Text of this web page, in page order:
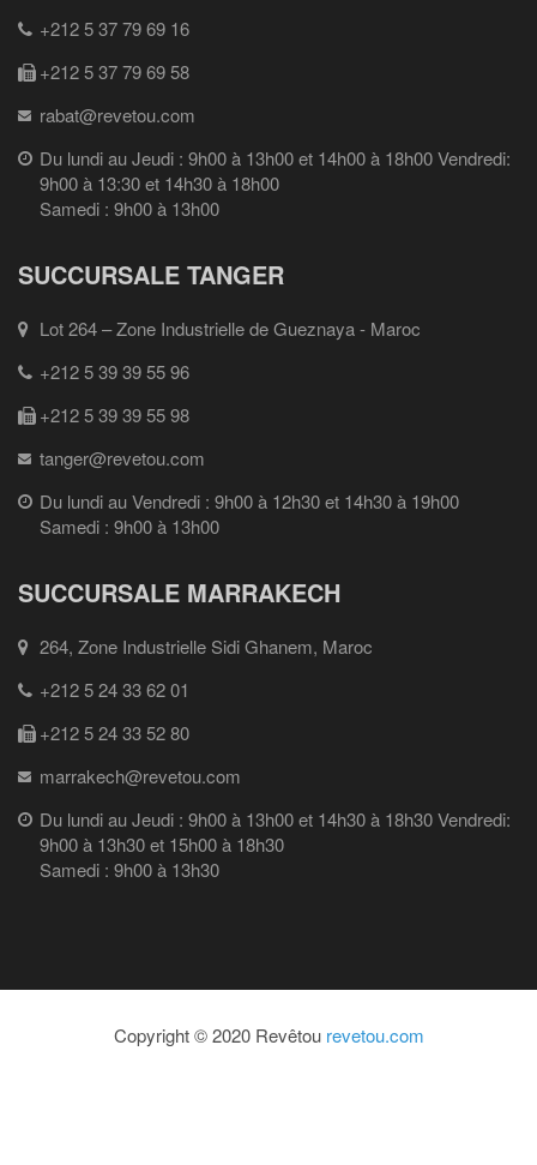
+212 5 37 79 69 16
+212 5 37 79 69 58
rabat@revetou.com
Du lundi au Jeudi : 9h00 à 13h00 et 14h00 à 18h00 Vendredi:
9h00 à 13:30 et 14h30 à 18h00
Samedi : 9h00 à 13h00
SUCCURSALE TANGER
Lot 264 – Zone Industrielle de Gueznaya - Maroc
+212 5 39 39 55 96
+212 5 39 39 55 98
tanger@revetou.com
Du lundi au Vendredi : 9h00 à 12h30 et 14h30 à 19h00
Samedi : 9h00 à 13h00
SUCCURSALE MARRAKECH
264, Zone Industrielle Sidi Ghanem, Maroc
+212 5 24 33 62 01
+212 5 24 33 52 80
marrakech@revetou.com
Du lundi au Jeudi : 9h00 à 13h00 et 14h30 à 18h30 Vendredi:
9h00 à 13h30 et 15h00 à 18h30
Samedi : 9h00 à 13h30
Copyright © 2020 Revêtou revetou.com